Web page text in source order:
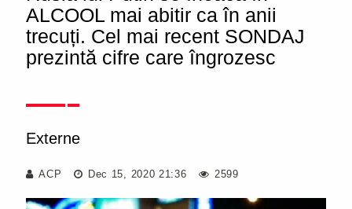
ALCOOL mai abitir ca în anii
trecuți. Cel mai recent SONDAJ
prezintă cifre care îngrozesc
Externe
ACP Dec 15, 2020 21:36 2599